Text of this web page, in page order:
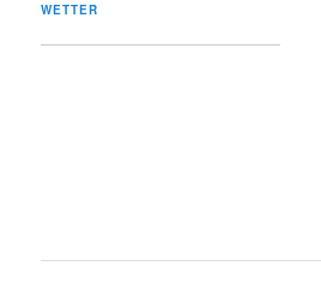
WETTER